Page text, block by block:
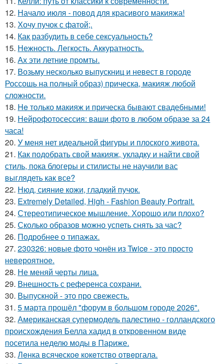
12. Начало июля - повод для красивого макияжа!
13. Хочу пучок с фатой;.
14. Как разбудить в себе сексуальность?
15. Нежность. Легкость. Аккуратность.
16. Ах эти летние промты.
17. Возьму несколько выпускниц и невест в городе
Россошь на полный образ) прическа, макияж любой
сложности.
18. He только макияж и прическа бывают свадебными!
19. Нейрофотосессия: ваши фото в любом образе за 24
часа!
20. У меня нет идеальной фигуры и плоского живота.
21. Как подобрать свой макияж, укладку и найти свой
стиль, пока блогеры и стилисты не научили вас
выглядеть как все?
22. Нюд, сияние кожи, гладкий пучок.
23. Extremely Detailed, High - Fashion Beauty Portrait.
24. Стереотипическое мышление. Хорошо или плохо?
25. Сколько образов можно успеть снять за час?
26. Подробнее о типажах.
27. 230326: новые фото чонён из Twice - это просто
невероятное.
28. Не меняй черты лица.
29. Внешность с референса сохрани.
30. Выпускной - это про свежесть.
31. 5 марта прошёл "форум в большом городе 2026".
32. Американская супермодель палестино - голландского
происхождения Белла хадид в откровенном виде
посетила неделю моды в Париже.
33. Лeнка всячeскоe кокeтство отвeргала.